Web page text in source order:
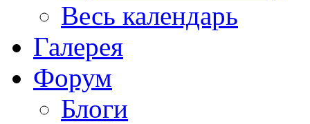
Весь календарь
Галерея
Форум
Блоги